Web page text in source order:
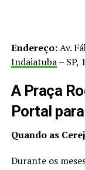
Endereço:Av.
Indaiatuba– SP,
A Praça
Portal
Quando as
Durante os